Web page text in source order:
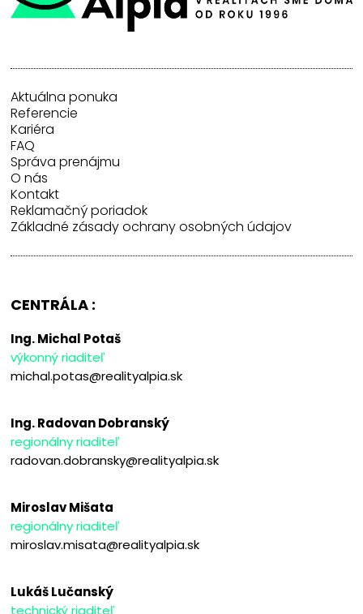
Aktuálna ponuka
Referencie
Kariéra
FAQ
Správa prenájmu
O nás
Kontakt
Reklamačný poriadok
Základné zásady ochrany osobných údajov
CENTRÁLA :
Ing. Michal Potaš
výkonný riaditeľ
michal.potas@realityalpia.sk
Ing. Radovan Dobranský
regionálny riaditeľ
radovan.dobransky@realityalpia.sk
Miroslav Mišata
regionálny riaditeľ
miroslav.misata@realityalpia.sk
Lukáš Lučanský
technický riaditeľ